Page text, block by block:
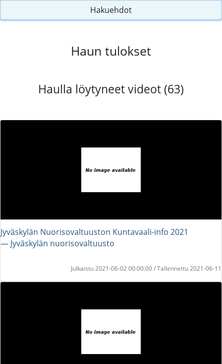
Hakuehdot
Haun tulokset
Haulla löytyneet videot (63)
Jyväskylän Nuorisovaltuuston Kuntavaali-info 2021
― Jyväskylän nuorisovaltuusto
Julkaistu 2021-06-02 00:00:00 / Tallennettu 2021-06-11